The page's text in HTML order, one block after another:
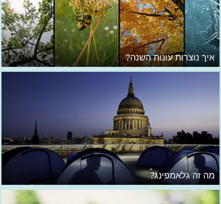
איך נוצרות עונות השנה?
מה זה גלאמפינג?